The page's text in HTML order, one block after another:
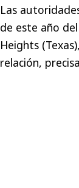
Las
de este año
Heights
relación,